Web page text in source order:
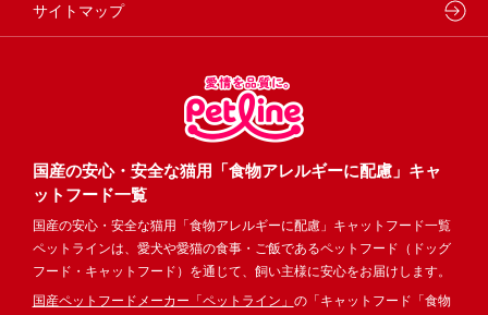
国産の安心・安全な猫用「食物アレルギーに配慮」キャ
ットフード一覧
国産の安心・安全な猫用「食物アレルギーに配慮」キャットフード一覧
ペットラインは、愛犬や愛猫の食事・ご飯であるペットフード（ドッグ
フード・キャットフード）を通じて、飼い主様に安心をお届けします。
国産ペットフードメーカー「ペットライン」 の「キャットフード「食物
サイトマップ